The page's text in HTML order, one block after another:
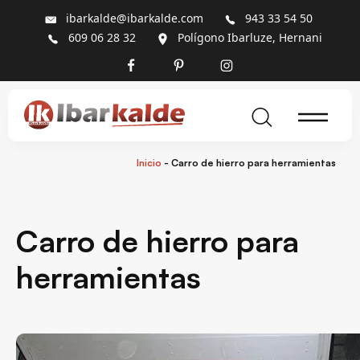
ibarkalde@ibarkalde.com
943 33 54 50
609 06 28 32
Polígono Ibarluze, Hernani
Inicio - Carro de hierro para herramientas
Carro de hierro para
herramientas